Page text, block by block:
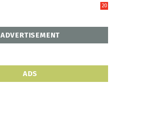
20
ADVERTISEMENT
ADS